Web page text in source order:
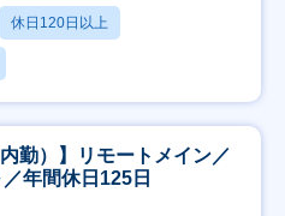
休日120日以上
勤）】リモートメイン／
年間休日125日